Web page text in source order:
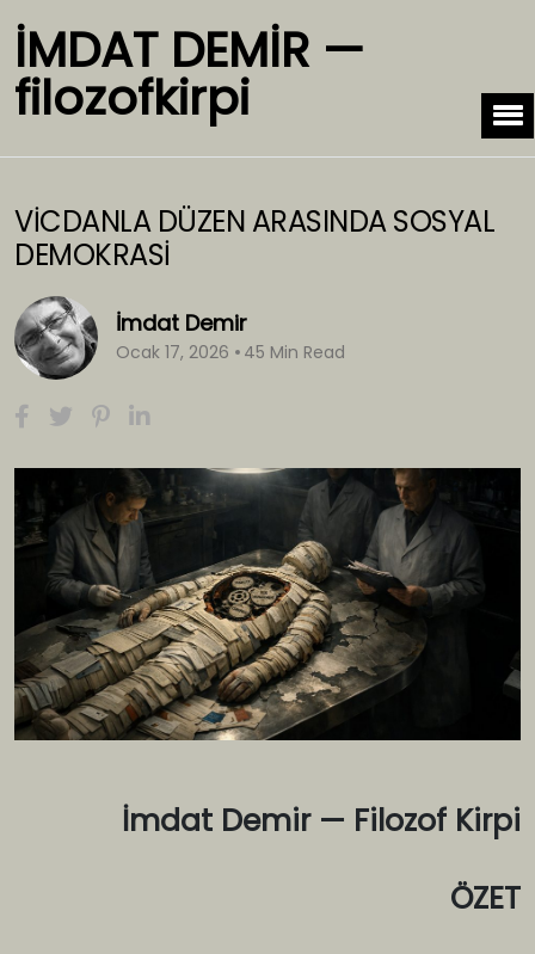
İMDAT DEMİR —
filozofkirpi
VİCDANLA DÜZEN ARASINDA SOSYAL
DEMOKRASİ
İmdat Demir
Ocak 17, 2026 45 Min Read
İmdat Demir — Filozof Kirpi
ÖZET